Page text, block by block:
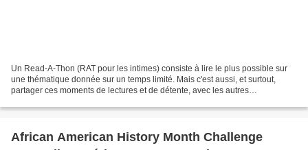
Un Read-A-Thon (RAT pour les intimes) consiste à lire le plus possible sur
une thématique donnée sur un temps limité. Mais c'est aussi, et surtout,
partager ces moments de lectures et de détente, avec les autres
African American History Month Challenge